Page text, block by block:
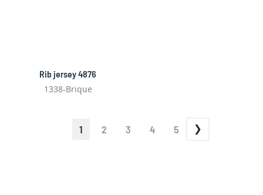
Rib jersey 4876
1338-Brique
JE
1 PAGINA
2 PAGINA
3 PAGINA
4 PAGINA
5